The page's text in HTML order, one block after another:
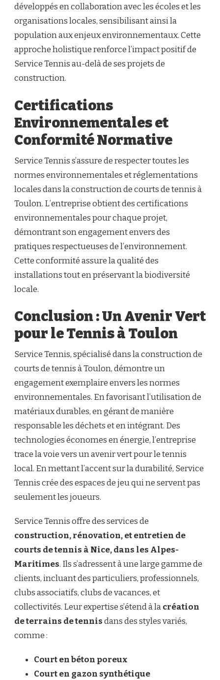
développés en collaboration avec les écoles et les
organisations locales, sensibilisant ainsi la
population aux enjeux environnementaux. Cette
approche holistique renforce l’impact positif de
Service Tennis au-delà de ses projets de
construction.
Certifications
Environnementales et
Conformité Normative
Service Tennis s’assure de respecter toutes les
normes environnementales et réglementations
locales dans la construction de courts de tennis à
Toulon. L’entreprise obtient des certifications
environnementales pour chaque projet,
démontrant son engagement envers des
pratiques respectueuses de l’environnement.
Cette conformité assure la qualité des
installations tout en préservant la biodiversité
locale.
Conclusion : Un Avenir Vert
pour le Tennis à Toulon
Service Tennis, spécialisé dans la construction de
courts de tennis à Toulon, démontre un
engagement exemplaire envers les normes
environnementales. En favorisant l’utilisation de
matériaux durables, en gérant de manière
responsable les déchets et en intégrant. Des
technologies économes en énergie, l’entreprise
trace la voie vers un avenir vert pour le tennis
local. En mettant l’accent sur la durabilité, Service
Tennis crée des espaces de jeu qui ne servent pas
seulement les joueurs.
Service Tennis offre des services de
construction, rénovation, et entretien de
courts de tennis à Nice, dans les Alpes-
Maritimes. Ils s’adressent à une large gamme de
clients, incluant des particuliers, professionnels,
clubs associatifs, clubs de vacances, et
collectivités. Leur expertise s’étend à lacréation
de terrains de tennisdans des styles variés,
comme :
Court en béton poreux
Court en gazon synthétique